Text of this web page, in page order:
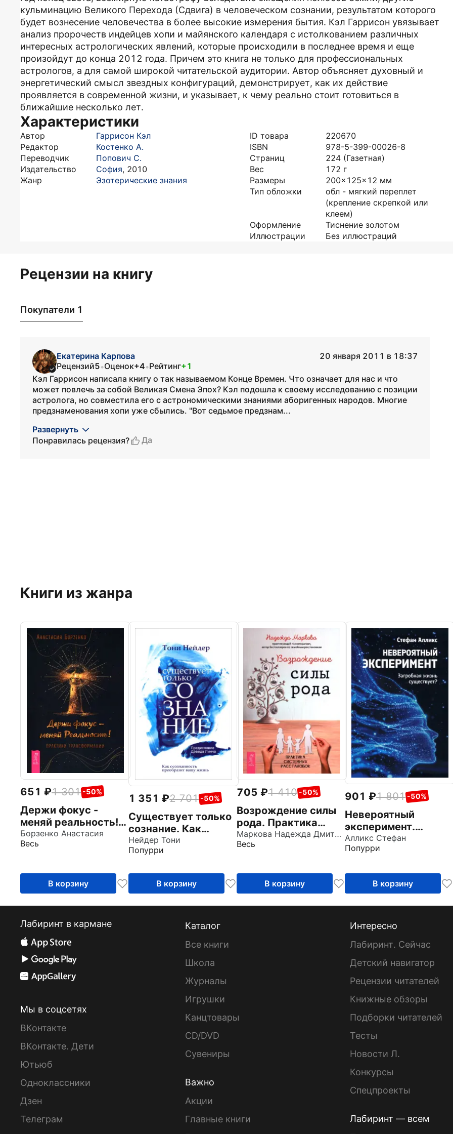
кульминацию Великого Перехода (Сдвига) в человеческом сознании, результатом которого
будет вознесение человечества в более высокие измерения бытия. Кэл Гаррисон увязывает
анализ пророчеств индейцев хопи и майянского календаря с истолкованием различных
интересных астрологических явлений, которые происходили в последнее время и еще
произойдут до конца 2012 года. Причем это книга не только для профессиональных
астрологов, а для самой широкой читательской аудитории. Автор объясняет духовный и
энергетический смысл звездных конфигураций, демонстрирует, как их действие
проявляется в современной жизни, и указывает, к чему реально стоит готовиться в
ближайшие несколько лет.
Характеристики
Автор
Гаррисон Кэл
Редактор
Костенко А.
Переводчик
Попович С.
Издательство
София, 2010
Жанр
Эзотерические знания
ID товара
220670
ISBN
978-5-399-00026-8
Страниц
224 (Газетная)
Вес
172 г
Размеры
200x125x12 мм
Тип обложки
обл - мягкий переплет
(крепление скрепкой или
клеем)
Оформление
Тиснение золотом
Иллюстрации
Без иллюстраций
Рецензии на книгу
Покупатели 1
Екатерина Карпова
20 января 2011 в 18:37
Рецензий5•Оценок+4•Рейтинг+1
Кэл Гаррисон написала книгу о так называемом Конце Времен. Что означает для нас и что
может повлечь за собой Великая Смена Эпох? Кэл подошла к своему исследованию с позиции
астролога, но совместила его с астрономическими знаниями аборигенных народов. Многие
предзнаменования хопи уже сбылись. "Вот седьмое предзнам...
Развернуть
Понравилась рецензия?
Да
Книги из жанра
651 1 301 -50%
Держи фокус -
меняй реальность!
Практики
трансформации
Борзенко Анастасия
Весь
В корзину
1 351 2 701 -50%
Существует только
сознание. Как
осознанность
преобразит вашу
Нейдер Тони
Попурри
В корзину
705 1 410 -50%
Возрождение силы
рода. Практика
системных
расстановок
Маркова Надежда Дмитриевна
Весь
В корзину
901 1 801 -50%
Невероятный
эксперимент.
Загробная жизнь
существует?
Алликс Стефан
Попурри
В корзину
Лабиринт в кармане
Мы в соцсетях
ВКонтакте
ВКонтакте. Дети
Ютьюб
Одноклассники
Дзен
Телеграм
Каталог
Все книги
Школа
Журналы
Игрушки
Канцтовары
CD/DVD
Сувениры
Важно
Акции
Главные книги
Интересно
Лабиринт. Сейчас
Детский навигатор
Рецензии читателей
Книжные обзоры
Подборки читателей
Тесты
Новости Л.
Конкурсы
Спецпроекты
Лабиринт — всем